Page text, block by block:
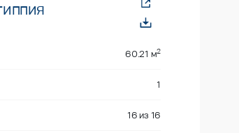
60.21 м2
1
16 из 16